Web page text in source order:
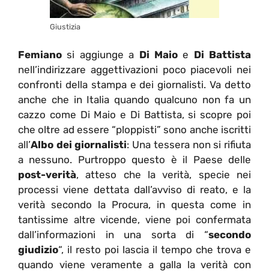
Giustizia
Femiano si aggiunge a Di Maioe Di Battista
nell’indirizzare aggettivazioni poco piacevoli nei
confronti della stampa e dei giornalisti. Va detto
anche che in Italia quando qualcuno non fa un
cazzo come Di Maio e Di Battista, si scopre poi
che oltre ad essere “ploppisti” sono anche iscritti
all’Albo dei giornalisti: Una tessera non si rifiuta
a nessuno. Purtroppo questo è il Paese delle
post-verità, atteso che la verità, specie nei
processi viene dettata dall’avviso di reato, e la
verità secondo la Procura, in questa come in
tantissime altre vicende, viene poi confermata
dall’informazioni in una sorta di “secondo
giudizio“, il resto poi lascia il tempo che trova e
quando viene veramente a galla la verità con